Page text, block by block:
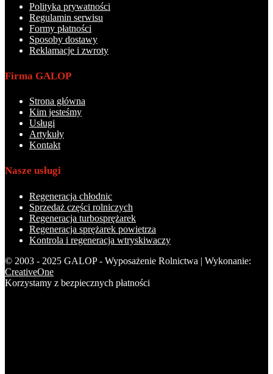
Polityka prywatności
Regulamin serwisu
Formy płatności
Sposoby dostawy
Reklamacje i zwroty
Firma GALOP
Strona główna
Kim jesteśmy
Usługi
Artykuły
Kontakt
Nasze usługi
Regeneracja chłodnic
Sprzedaż części rolniczych
Regeneracja turbosprężarek
Regeneracja sprężarek powietrza
Kontrola i regeneracja wtryskiwaczy
© 2003 - 2025 GALOP - Wyposażenie Rolnictwa | Wykonanie:
CreativeOne
Korzystamy z bezpiecznych płatności